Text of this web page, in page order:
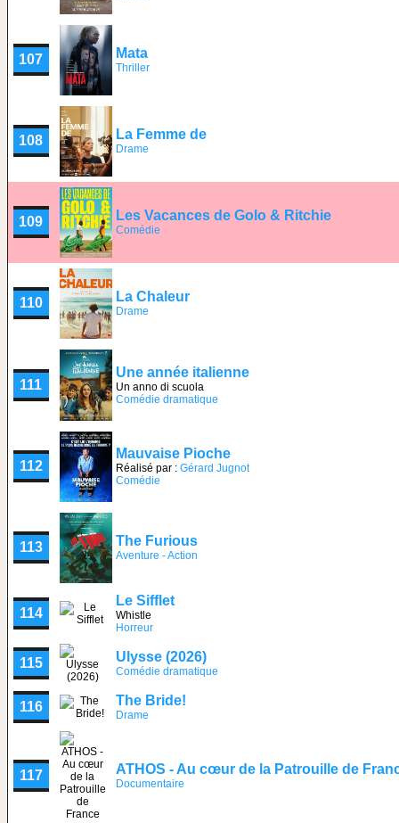
107 Mata
Thriller
108 La Femme de
Drame
109 Les Vacances de Golo & Ritchie
Comédie
110 La Chaleur
Drame
111
Une année italienne
Un anno di scuola
Comédie dramatique
112
Mauvaise Pioche
Réalisé par : Gérard Jugnot
Comédie
113 The Furious
Aventure - Action
114
Le Sifflet
Whistle
Horreur
115 Ulysse (2026)
Comédie dramatique
116 The Bride!
Drame
117 ATHOS - Au cœur de la Patrouille de
Documentaire